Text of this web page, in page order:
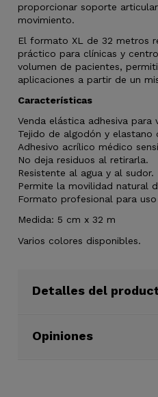
proporcionar soporte
movimiento.
El formato XL de 32 metros
práctico para clínicas y
volumen de pacientes,
aplicaciones a partir de un
Características
Venda elástica adhesiva para
Tejido de algodón y elastano
Adhesivo acrílico médico
No deja residuos al retirarla.
Resistente al agua y al sudor.
Permite la movilidad natural
Formato profesional para
Medida: 5 cm x 32 m
Varios colores disponibles.
Detalles del
Opiniones